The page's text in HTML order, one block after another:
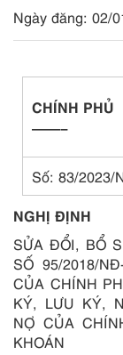
Ngày đăng: 02/
CHÍNH PHỦ
——–
Số: 83/2023/
NGHỊ ĐỊNH
SỬA ĐỔI, BỔ
SỐ 95/2018/
CỦA CHÍNH
KÝ, LƯU KÝ,
NỢ CỦA
KHOÁN